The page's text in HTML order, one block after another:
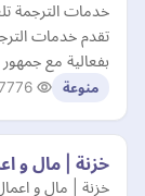
خدمات الترجمة
تقدم خدمات
بفعالية مع
منوعة
خزنة | مال و
خزنة | مال و